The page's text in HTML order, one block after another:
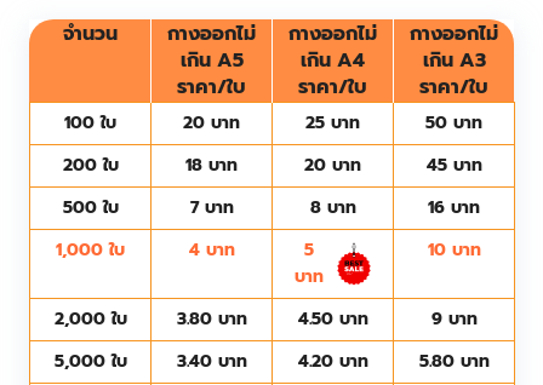
จำนวน
กางออกไม่
เกิน A5
ราคา/ใบ
กางออกไม่
เกิน A4
ราคา/ใบ
กางออกไม่
เกิน A3
ราคา/ใบ
100 ใบ 20 บาท 25 บาท
50 บาท
200 ใบ
18 บาท 20 บาท
45 บาท
500 ใบ
7 บาท 8 บาท
16 บาท
1,000 ใบ
4 บาท
5
บาท
10 บาท
2,000 ใบ 3.80 บาท 4.50 บาท
9 บาท
5,000 ใบ
3.40 บาท 4.20 บาท
5.80 บาท